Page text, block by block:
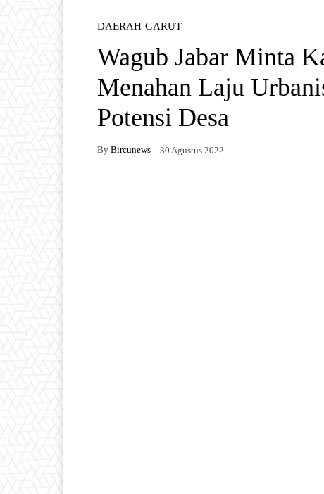
DAERAH GARUT
Wagub Jabar Minta
Menahan Laju
Potensi Desa
By Bircunews 30 Agustus 2022